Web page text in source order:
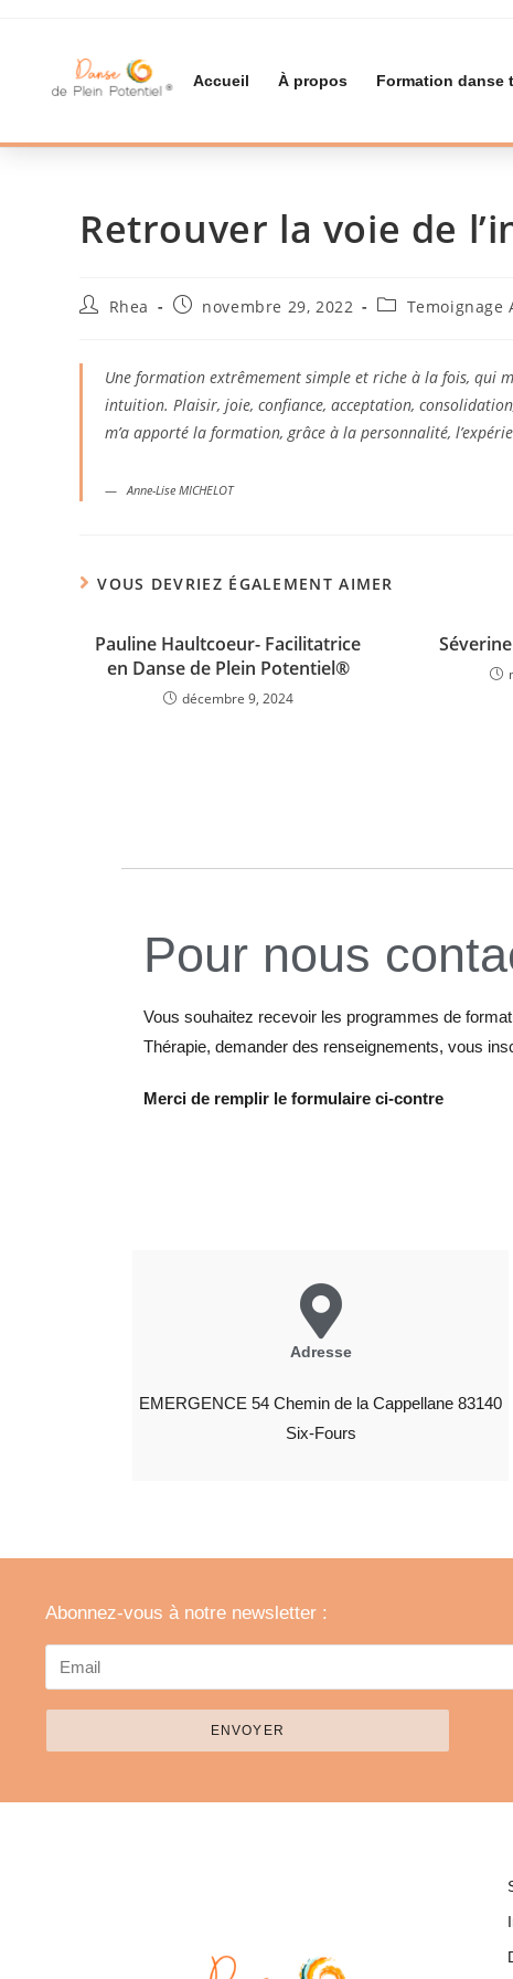
Accueil À propos Formation danse
Retrouver la voie de
Rhea novembre 29, 2022 Temoignage
Une formation extrêmement simple et riche à la fois, qui
intuition. Plaisir, joie, confiance, acceptation,
m’a apporté la formation, grâce à la personnalité,
Anne-Lise MICHELOT
VOUS DEVRIEZ ÉGALEMENT AIMER
Pauline Haultcoeur- Facilitatrice
en Danse de Plein Potentiel®
décembre 9, 2024
Pour nous
Vous souhaitez recevoir les programmes de
Thérapie, demander des renseignements, vous
Merci de remplir le formulaire ci-contre
Adresse
EMERGENCE 54 Chemin de la Cappellane 83140
Six-Fours
Abonnez-vous à notre newsletter :
ENVOYER